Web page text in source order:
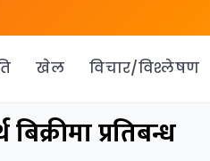
खेल विचार/विश्लेषण
प्रतिबन्ध